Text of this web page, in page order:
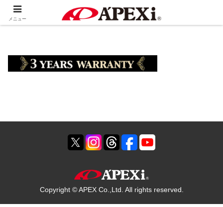
製品情報 排気系 ３年保証
Copyright © APEX Co.,Ltd. All rights reserved.
メニュー